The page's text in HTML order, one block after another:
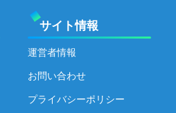
サイト情報
運営者情報
お問い合わせ
プライバシーポリシー